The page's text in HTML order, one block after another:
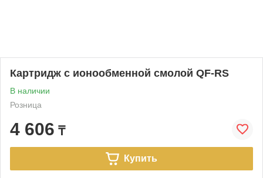
Картридж с ионообменной смолой QF-RS
В наличии
Розница
4 606 ₸
Купить